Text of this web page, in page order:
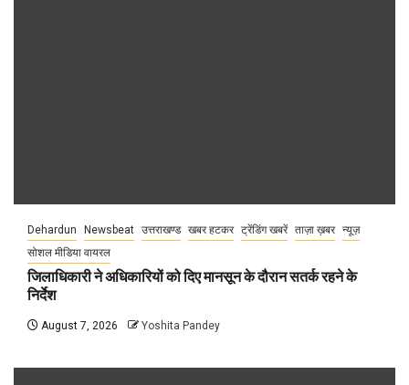
Dehardun Newsbeat उत्तराखण्ड खबर हटकर ट्रेंडिंग खबरें ताज़ा ख़बर न्यूज़
सोशल मीडिया वायरल
जिलाधिकारी ने अधिकारियों को दिए मानसून के दौरान सतर्क रहने के
निर्देश
August 7, 2026 Yoshita Pandey